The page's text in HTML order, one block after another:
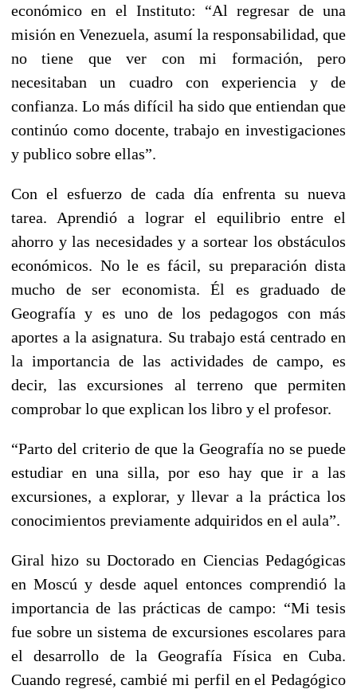
económico en el Instituto: “Al regresar de una
misión en Venezuela, asumí la responsabilidad, que
no tiene que ver con mi formación, pero
necesitaban un cuadro con experiencia y de
confianza. Lo más difícil ha sido que entiendan que
continúo como docente, trabajo en investigaciones
y publico sobre ellas”.
Con el esfuerzo de cada día enfrenta su nueva
tarea. Aprendió a lograr el equilibrio entre el
ahorro y las necesidades y a sortear los obstáculos
económicos. No le es fácil, su preparación dista
mucho de ser economista. Él es graduado de
Geografía y es uno de los pedagogos con más
aportes a la asignatura. Su trabajo está centrado en
la importancia de las actividades de campo, es
decir, las excursiones al terreno que permiten
comprobar lo que explican los libro y el profesor.
“Parto del criterio de que la Geografía no se puede
estudiar en una silla, por eso hay que ir a las
excursiones, a explorar, y llevar a la práctica los
conocimientos previamente adquiridos en el aula”.
Giral hizo su Doctorado en Ciencias Pedagógicas
en Moscú y desde aquel entonces comprendió la
importancia de las prácticas de campo: “Mi tesis
fue sobre un sistema de excursiones escolares para
el desarrollo de la Geografía Física en Cuba.
Cuando regresé, cambié mi perfil en el Pedagógico